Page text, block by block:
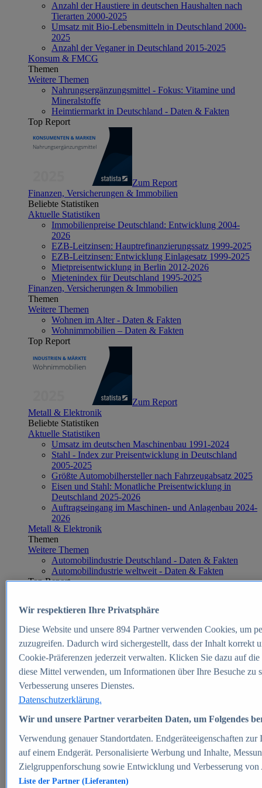
Anzahl der Haustiere in deutschen Haushalten nach
Tierarten 2000-2025
Umsatz mit Bio-Lebensmitteln in Deutschland 2000-
2025
Anzahl der Veganer in Deutschland 2015-2025
Konsum & FMCG
Themen
Weitere Themen
Nahrungsergänzungsmittel - Fokus: Vitamine und
Mineralstoffe
Heimtiermarkt in Deutschland - Daten & Fakten
Top Report
Zum Report
Finanzen, Versicherungen & Immobilien
Beliebte Statistiken
Aktuelle Statistiken
Immobilienpreise Deutschland: Entwicklung 2004-
2026
EZB-Leitzinsen: Hauptrefinanzierungssatz 1999-2025
EZB-Leitzinsen: Entwicklung Einlagesatz 1999-2025
Mietpreisentwicklung in Berlin 2012-2026
Mietenindex für Deutschland 1995-2025
Finanzen, Versicherungen & Immobilien
Themen
Weitere Themen
Wohnen im Alter - Daten & Fakten
Wohnimmobilien – Daten & Fakten
Top Report
Zum Report
Metall & Elektronik
Beliebte Statistiken
Aktuelle Statistiken
Umsatz im deutschen Maschinenbau 1991-2024
Stahl - Index zur Preisentwicklung in Deutschland
2005-2025
Größte Automobilhersteller nach Fahrzeugabsatz 2025
Eisen und Stahl: Monatliche Preisentwicklung in
Deutschland 2025-2026
Auftragseingang im Maschinen- und Anlagenbau 2024-
2026
Metall & Elektronik
Themen
Weitere Themen
Automobilindustrie Deutschland - Daten & Fakten
Automobilindustrie weltweit - Daten & Fakten
Top Report
Zum Report
E-commerce
Beliebte Statistiken
Aktuelle Statistiken
E-Commerce - Entwicklung des Umsatzes in
Deutschland 1999-2025
Umsatz von Amazon in Deutschland und weltweit
2010-2025
B2C-E-Commerce: Top-50 Online Shops in
Deutschland 2024
Marktanteile von Online-Zahlungsverfahren in
Deutschland 2024
Umsatzstarke Warengruppen im Online-Handel in
Deutschland 2023-2025
Wir respektieren Ihre Privatsphäre
Diese Website und unsere 894Partner verwenden Cookies, um
zuzugreifen. Dadurch wird sichergestellt, dass der Inhalt korrekt
Cookie-Präferenzen jederzeit verwalten. Klicken Sie dazu auf
diese Mittel verwenden, um Informationen über Ihre Besuche
Verbesserung unseres Dienstes.
Datenschutzerklärung.
Wir und unsere Partner verarbeiten Daten, um Folgendes
Verwendung genauer Standortdaten. Endgeräteeigenschaften
auf einem Endgerät. Personalisierte Werbung und Inhalte,
Zielgruppenforschung sowie Entwicklung und Verbesserung von
Liste der Partner (Lieferanten)